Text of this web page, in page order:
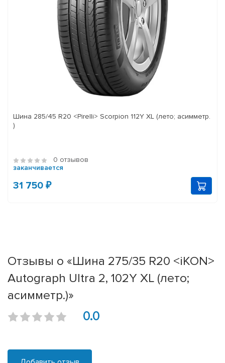
Шина 285/45 R20 <Pirelli> Scorpion 112Y XL (лето; асимметр.
)
0 отзывов
заканчивается
31 750 ₽
Отзывы о «Шина 275/35 R20 <iKON>
Autograph Ultra 2, 102Y XL (лето;
асимметр.)»
0.0